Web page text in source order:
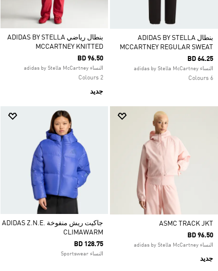
بنطال ADIDAS BY STELLA
MCCARTNEY REGULAR SWEAT
BD 64.25
النساء adidas by Stella McCartney
6 Colours
بنطال رياضي ADIDAS BY STELLA
MCCARTNEY KNITTED
BD 96.50
النساء adidas by Stella McCartney
2 Colours
جديد
ASMC TRACK JKT
BD 96.50
النساء adidas by Stella McCartney
جديد
جاكيت ريش منفوخة ADIDAS Z.N.E.
CLIMAWARM
BD 128.75
النساء Sportswear